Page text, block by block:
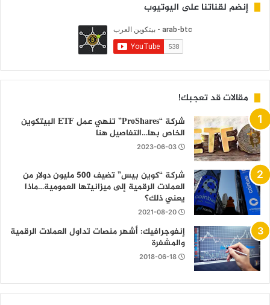
إنضم لقناتنا على اليوتيوب
مقالات قد تعجبك!
شركة “ProShares” تنهي عمل ETF البيتكوين
الخاص بها…التفاصيل هنا
2023-06-03
شركة “كوين بيس” تضيف 500 مليون دولار من
العملات الرقمية إلى ميزانيتها العمومية…ماذا
يعني ذلك؟
2021-08-20
إنفوجرافيك: أشهر منصات تداول العملات الرقمية
والمشفرة
2018-06-18